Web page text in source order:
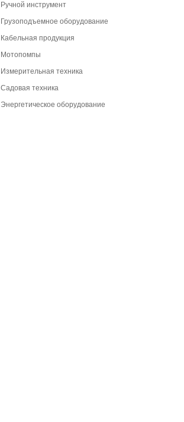
Ручной инструмент
Грузоподъемное оборудование
Кабельная продукция
Мотопомпы
Измерительная техника
Садовая техника
Энергетическое оборудование